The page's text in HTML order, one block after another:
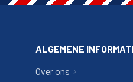
ALGEMENE
Over ons